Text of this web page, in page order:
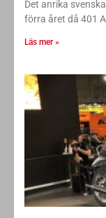
Det anrika
förra året då 401
Läs mer »